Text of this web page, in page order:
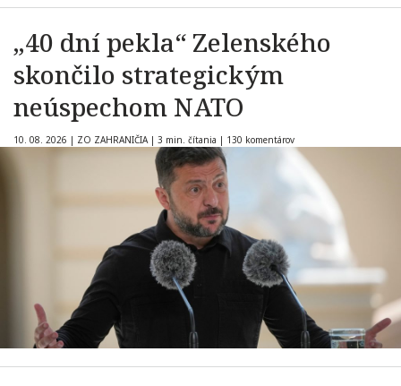
„40 dní pekla“ Zelenského
skončilo strategickým
neúspechom NATO
10. 08. 2026 | ZO ZAHRANIČIA | 3 min. čítania | 130 komentárov